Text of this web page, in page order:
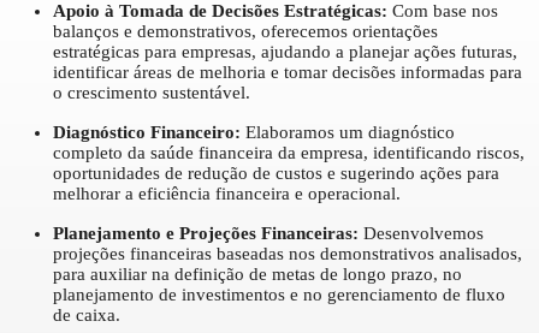
Apoio à Tomada de Decisões Estratégicas: Com base nos
balanços e demonstrativos, oferecemos orientações
estratégicas para empresas, ajudando a planejar ações futuras,
identificar áreas de melhoria e tomar decisões informadas para
o crescimento sustentável.
Diagnóstico Financeiro: Elaboramos um diagnóstico
completo da saúde financeira da empresa, identificando riscos,
oportunidades de redução de custos e sugerindo ações para
melhorar a eficiência financeira e operacional.
Planejamento e Projeções Financeiras: Desenvolvemos
projeções financeiras baseadas nos demonstrativos analisados,
para auxiliar na definição de metas de longo prazo, no
planejamento de investimentos e no gerenciamento de fluxo
de caixa.